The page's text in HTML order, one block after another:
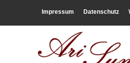
Impressum Datenschutz